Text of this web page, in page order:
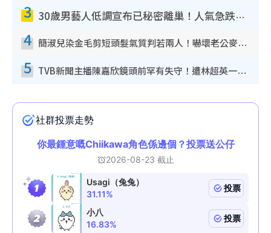
3 30歲男藝人低調宣布已秘密離巢！人氣急跌變失蹤人口︰「這幾年過得並不容易」
4 簡淑兒染金毛剪短頭髮氣質判若兩人！嚇壞老公麥大力都認唔出：「你做咩事？」
5 TVB新聞主播陳嘉欣鏡頭前罕有失守！遭林超英一句說話突襲嚇親當場大笑